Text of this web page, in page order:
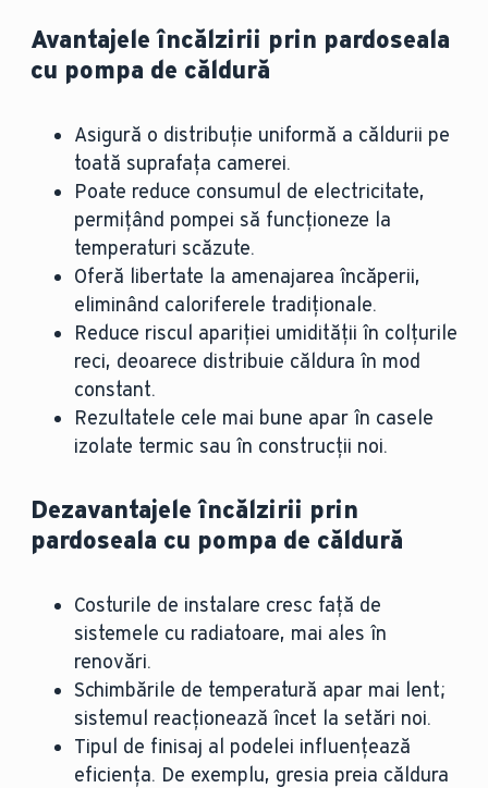
Avantajele încălzirii prin pardoseala
cu pompa de căldură
Asigură o distribuție uniformă a căldurii pe
toată suprafața camerei.
Poate reduce consumul de electricitate,
permițând pompei să funcționeze la
temperaturi scăzute.
Oferă libertate la amenajarea încăperii,
eliminând caloriferele tradiționale.
Reduce riscul apariției umidității în colțurile
reci, deoarece distribuie căldura în mod
constant.
Rezultatele cele mai bune apar în casele
izolate termic sau în construcții noi.
Dezavantajele încălzirii prin
pardoseala cu pompa de căldură
Costurile de instalare cresc față de
sistemele cu radiatoare, mai ales în
renovări.
Schimbările de temperatură apar mai lent;
sistemul reacționează încet la setări noi.
Tipul de finisaj al podelei influențează
eficiența. De exemplu, gresia preia căldura